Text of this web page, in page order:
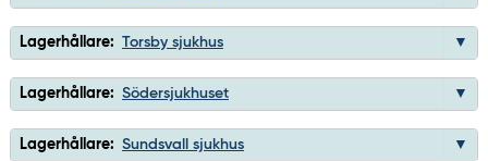
Lagerhållare: Torsby sjukhus
Lagerhållare: Södersjukhuset
Lagerhållare: Sundsvall sjukhus